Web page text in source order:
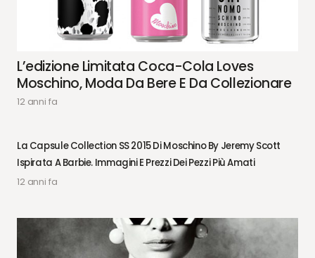
L’edizione Limitata Coca-Cola Loves
Moschino, Moda Da Bere E Da Collezionare
12 anni fa
La Capsule Collection SS 2015 Di Moschino By Jeremy Scott
Ispirata A Barbie. Immagini E Prezzi Dei Pezzi Più Amati
12 anni fa